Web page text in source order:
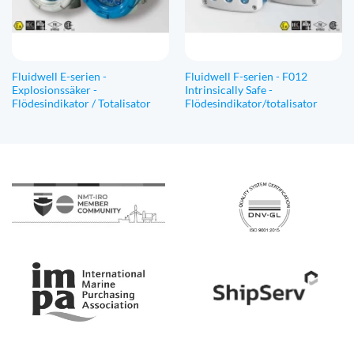
Fluidwell E-serien -
Explosionssäker -
Flödesindikator / Totalisator
Fluidwell F-serien - F012
Intrinsically Safe -
Flödesindikator/totalisator